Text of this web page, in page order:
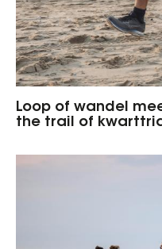
Loop of wandel
the trail of